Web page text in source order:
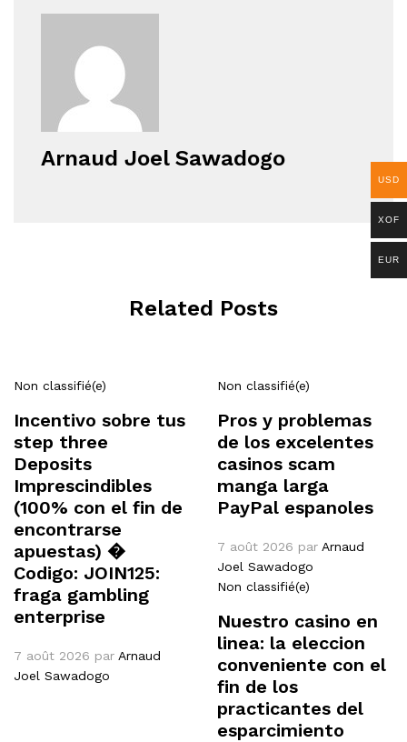
Arnaud Joel Sawadogo
Related Posts
Non classifié(e)
Incentivo sobre tus
step three
Deposits
Imprescindibles
(100% con el fin de
encontrarse
apuestas) �
Codigo: JOIN125:
fraga gambling
enterprise
7 août 2026 par Arnaud
Joel Sawadogo
Non classifié(e)
Pros y problemas
de los excelentes
casinos scam
manga larga
PayPal espanoles
7 août 2026 par Arnaud
Joel Sawadogo
Non classifié(e)
Nuestro casino en
linea: la eleccion
conveniente con el
fin de los
practicantes del
esparcimiento
USD
XOF
EUR